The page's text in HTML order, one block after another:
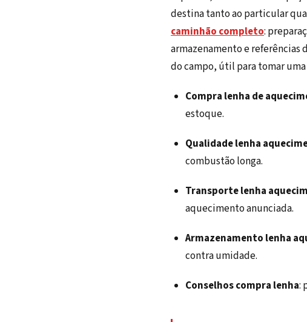
destina tanto ao particular
caminhão completo:
armazenamento e referências
do campo, útil para tomar
Compra lenha de
estoque.
Qualidade lenha
combustão longa.
Transporte lenha
aquecimento anunciada.
Armazenamento lenha
contra umidade.
Conselhos compra lenha: